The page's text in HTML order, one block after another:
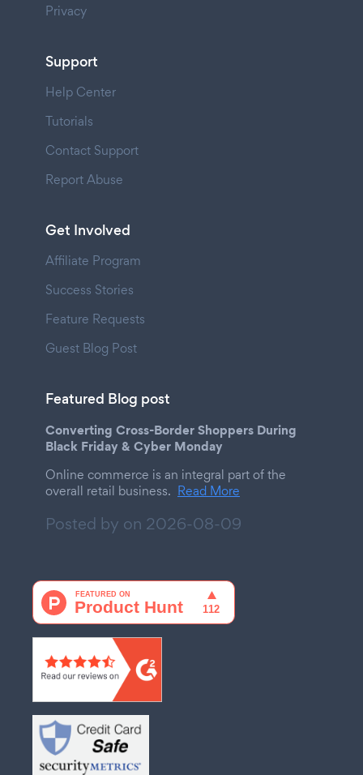
Privacy
Support
Help Center
Tutorials
Contact Support
Report Abuse
Get Involved
Affiliate Program
Success Stories
Feature Requests
Guest Blog Post
Featured Blog post
Converting Cross-Border Shoppers During
Black Friday & Cyber Monday
Online commerce is an integral part of the
overall retail business. Read More
Posted by on 2026-08-09